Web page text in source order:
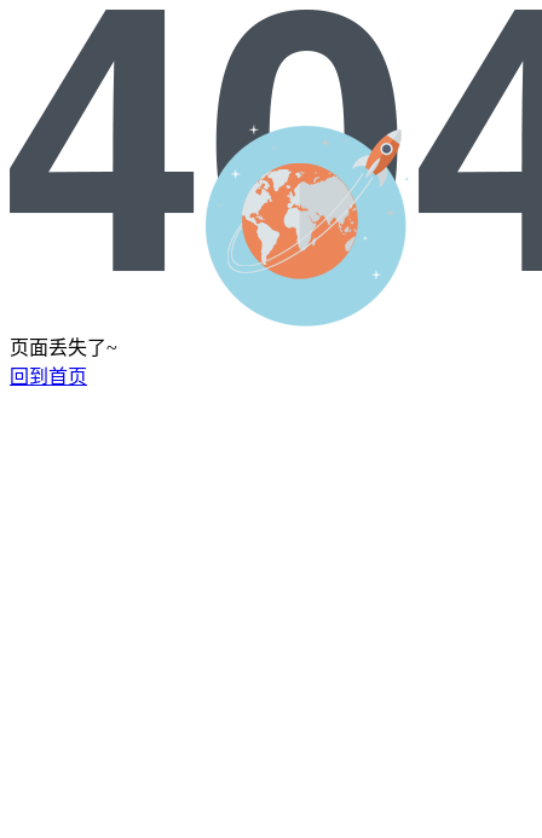
页面丢失了~
回到首页